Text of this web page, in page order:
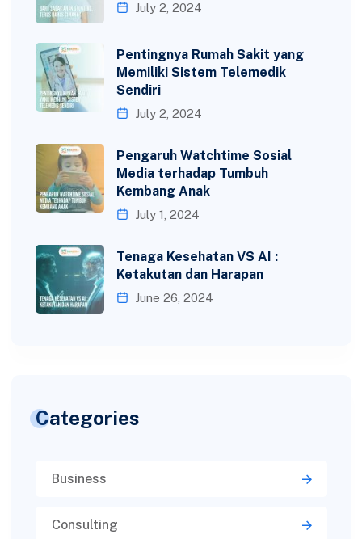
July 2, 2024
Pentingnya Rumah Sakit yang
Memiliki Sistem Telemedik
Sendiri
July 2, 2024
Pengaruh Watchtime Sosial
Media terhadap Tumbuh
Kembang Anak
July 1, 2024
Tenaga Kesehatan VS AI :
Ketakutan dan Harapan
June 26, 2024
Categories
Business
Consulting